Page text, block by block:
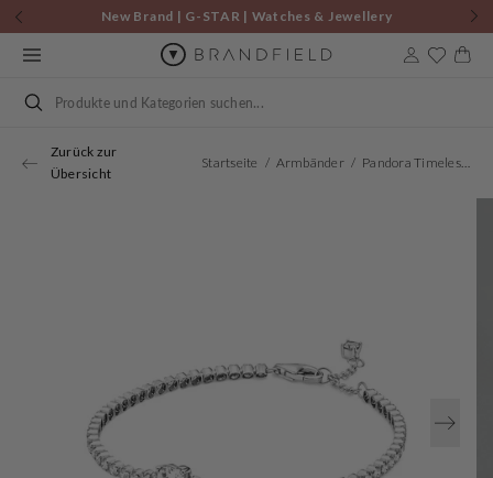
Zum
Inhalt
springen
New Brand | G-STAR | Watches & Jewellery
Suchen
Zurück zur
Übersicht
Startseite Armbänder Pandora Timeless Damen Armband Silber 590041C01-20